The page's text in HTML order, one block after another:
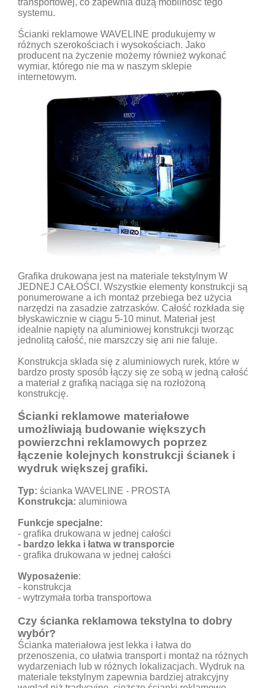
transportowej, co zapewnia dużą mobilność tego
systemu.
Ścianki reklamowe WAVELINE produkujemy w
różnych szerokościach i wysokościach. Jako
producent na życzenie możemy również wykonać
wymiar, którego nie ma w naszym sklepie
internetowym.
Grafika drukowana jest na materiale tekstylnym W
JEDNEJ CAŁOŚCI. Wszystkie elementy konstrukcji są
ponumerowane a ich montaż przebiega bez użycia
narzędzi na zasadzie zatrzasków. Całość rozkłada się
błyskawicznie w ciągu 5-10 minut. Materiał jest
idealnie napięty na aluminiowej konstrukcji tworząc
jednolitą całość, nie marszczy się ani nie faluje.
Konstrukcja składa się z aluminiowych rurek, które w
bardzo prosty sposób łączy się ze sobą w jedną całość
a materiał z grafiką naciąga się na rozłożoną
konstrukcję.
Ścianki reklamowe materiałowe
umożliwiają budowanie większych
powierzchni reklamowych poprzez
łączenie kolejnych konstrukcji ścianek i
wydruk większej grafiki.
Typ: ścianka WAVELINE - PROSTA
Konstrukcja: aluminiowa
Funkcje specjalne:
- grafika drukowana w jednej całości
- bardzo lekka i łatwa w transporcie
- grafika drukowana w jednej całości
Wyposażenie:
- konstrukcja
- wytrzymała torba transportowa
Czy ścianka reklamowa tekstylna to dobry
wybór?
Ścianka materiałowa jest lekka i łatwa do
przenoszenia, co ułatwia transport i montaż na różnych
wydarzeniach lub w różnych lokalizacjach. Wydruk na
materiale tekstylnym zapewnia bardziej atrakcyjny